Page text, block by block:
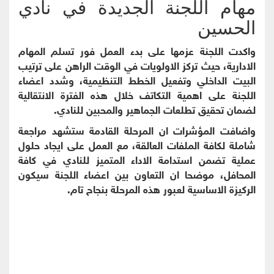
مهام اللجنة الجديدة في نادي
الحسين
واكدت اللجنة عزمها على بدء العمل فور تسلم المهام
الادارية، حيث تركز الاولويات في الوقت الراهن على ترتيب
البيت الداخلي وتفعيل الخطط التنظيمية، وشدد اعضاء
اللجنة على اهمية التكاتف خلال هذه الفترة الانتقالية
لضمان تحقيق تطلعات الجماهير والمحبين للنادي.
واضافت المؤشرات ان المرحلة القادمة ستشهد مراجعة
شاملة لكافة الملفات العالقة، مع العمل على ايجاد حلول
عملية تضمن استدامة الاداء المتميز للنادي في كافة
المحافل، موضحا ان التعاون بين اعضاء اللجنة سيكون
الركيزة الاساسية لعبور هذه المرحلة بنجاح تام.